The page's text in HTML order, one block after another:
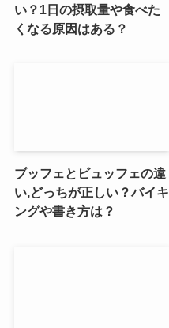
い？1日の摂取量や食べた
くなる原因はある？
ブッフェとビュッフェの違
い,どっちが正しい？バイキ
ングや書き方は？